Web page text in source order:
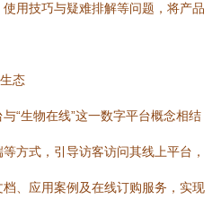
用技巧与疑难排解等问题，将产品
态
“生物在线”这一数字平台概念相结
方式，引导访客访问其线上平台，
、应用案例及在线订购服务，实现